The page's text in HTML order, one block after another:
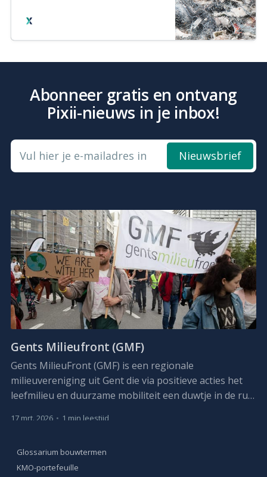
Abonneer gratis en ontvang
Pixii-nieuws in je inbox!
Vul hier je e-mailadres in Nieuwsbrief
Gents Milieufront (GMF)
Gents MilieuFront (GMF) is een regionale
milieuvereniging uit Gent die via positieve acties het
leefmilieu en duurzame mobiliteit een duwtje in de rug
leden en vrijwilligers.
17 mrt. 2026 • 1 min leestijd
Glossarium bouwtermen
KMO-portefeuille